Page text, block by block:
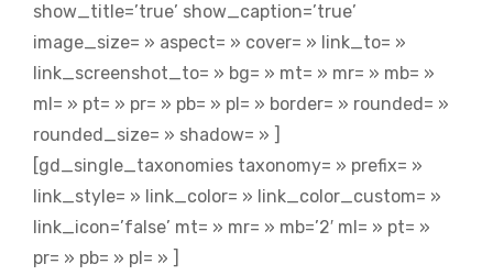
show_title=’true’ show_caption=’true’
image_size= » aspect= » cover= » link_to= »
link_screenshot_to= » bg= » mt= » mr= » mb= »
ml= » pt= » pr= » pb= » pl= » border= » rounded= »
rounded_size= » shadow= » ]
[gd_single_taxonomies taxonomy= » prefix= »
link_style= » link_color= » link_color_custom= »
link_icon=’false’ mt= » mr= » mb=’2′ ml= » pt= »
pr= » pb= » pl= » ]